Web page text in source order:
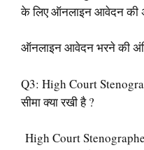
के लिए ऑनलाइन आवेदन की
ऑनलाइन आवेदन भरने की
Q3: High Court
सीमा क्या रखी है ?
High Court